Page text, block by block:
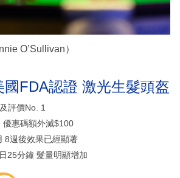
O’Sullivan）
國FDA認證 激光生髮頭盔
評價No. 1
惠碼額外減$100
8週後效果已經顯著
25分鐘 髮量明顯增加